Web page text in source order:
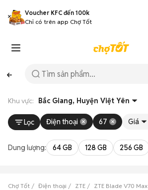
Voucher KFC đến 100k
Chỉ có trên app Chợ Tốt
Khu vực: Bắc Giang, Huyện Việt Yên
Lọc Điện thoại 67 Giá
Dung lượng: 64 GB 128 GB 256 GB
Chợ Tốt Điện thoại ZTE ZTE Blade V70 Max